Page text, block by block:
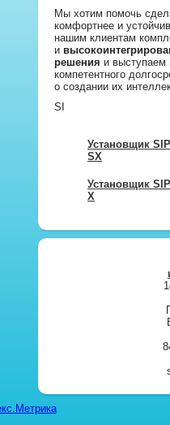
Мы хотим помочь
комфортнее и
нашим клиентам
и
решения и выступаем
компетентного
о создании их
SI
Установщик
SX
Установщик
X